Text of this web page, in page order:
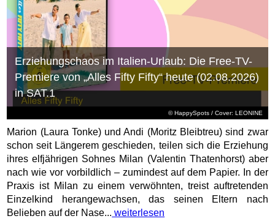
© HappySpots / Cover: LEONINE
Erziehungschaos im Italien-Urlaub: Die Free-TV-
Premiere von „Alles Fifty Fifty“ heute (02.08.2026)
in SAT.1
Marion (Laura Tonke) und Andi (Moritz Bleibtreu) sind zwar
schon seit Längerem geschieden, teilen sich die Erziehung
ihres elfjährigen Sohnes Milan (Valentin Thatenhorst) aber
nach wie vor vorbildlich – zumindest auf dem Papier. In der
Praxis ist Milan zu einem verwöhnten, treist auftretenden
Einzelkind herangewachsen, das seinen Eltern nach
Belieben auf der Nase... weiterlesen